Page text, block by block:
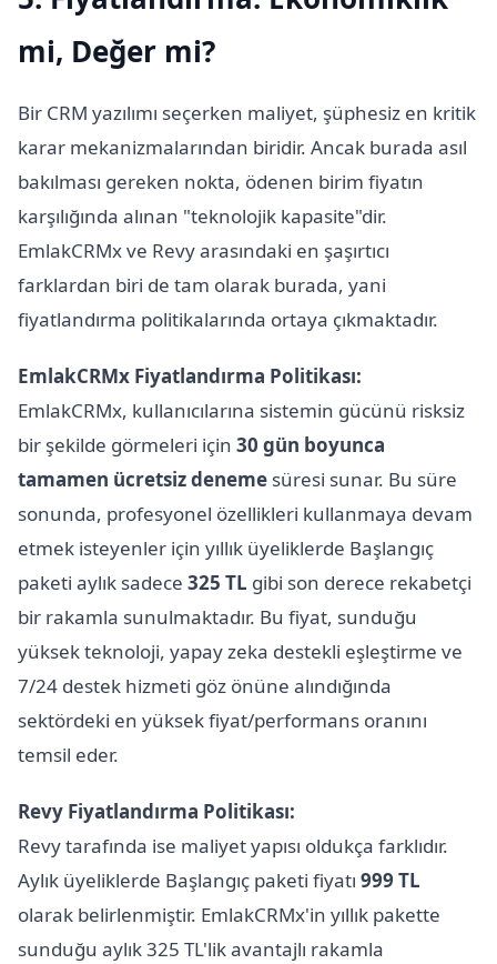
mi, Değer mi?
Bir CRM yazılımı seçerken maliyet, şüphesiz en kritik
karar mekanizmalarından biridir. Ancak burada asıl
bakılması gereken nokta, ödenen birim fiyatın
karşılığında alınan "teknolojik kapasite"dir.
EmlakCRMx ve Revy arasındaki en şaşırtıcı
farklardan biri de tam olarak burada, yani
fiyatlandırma politikalarında ortaya çıkmaktadır.
EmlakCRMx Fiyatlandırma Politikası:
EmlakCRMx, kullanıcılarına sistemin gücünü risksiz
bir şekilde görmeleri için 30 gün boyunca
tamamen ücretsiz deneme süresi sunar. Bu süre
sonunda, profesyonel özellikleri kullanmaya devam
etmek isteyenler için yıllık üyeliklerde Başlangıç
paketi aylık sadece 325 TL gibi son derece rekabetçi
bir rakamla sunulmaktadır. Bu fiyat, sunduğu
yüksek teknoloji, yapay zeka destekli eşleştirme ve
7/24 destek hizmeti göz önüne alındığında
sektördeki en yüksek fiyat/performans oranını
temsil eder.
Revy Fiyatlandırma Politikası:
Revy tarafında ise maliyet yapısı oldukça farklıdır.
Aylık üyeliklerde Başlangıç paketi fiyatı 999 TL
olarak belirlenmiştir. EmlakCRMx'in yıllık pakette
sunduğu aylık 325 TL'lik avantajlı rakamla